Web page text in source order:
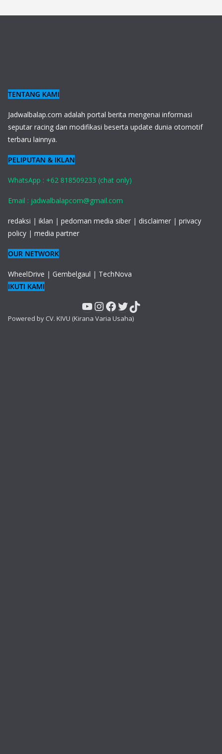
TENTANG KAMI
Jadwalbalap.com adalah portal berita mengenai informasi
seputar racing dan modifikasi beserta update dunia otomotif
terbaru lainnya.
PELIPUTAN & IKLAN
WhatsApp : +62 818509233 (chat only)
Email : jadwalbalapcom@gmail.com
redaksi | iklan | pedoman media siber | disclaimer | privacy
policy | media partner
OUR NETWORK
WheelDrive | Gembelgaul | TechNova
IKUTI KAMI
YouTube
Instagram
Facebook
Twitter
TikTok
Powered by CV. KIVU (Kirana Varia Usaha)